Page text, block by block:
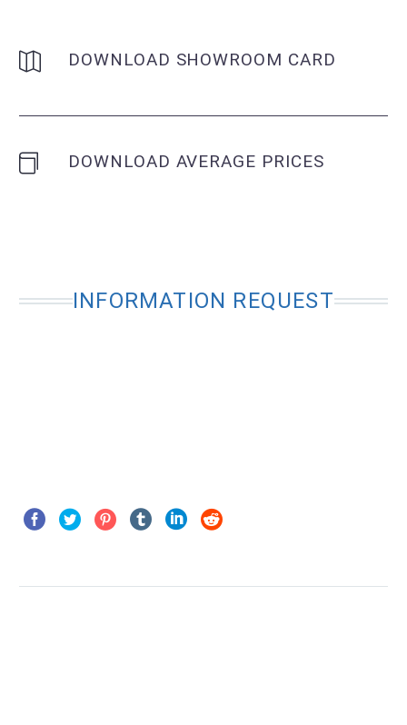
DOWNLOAD SHOWROOM CARD
DOWNLOAD AVERAGE PRICES
INFORMATION REQUEST